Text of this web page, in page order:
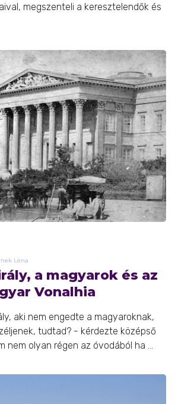
megszenteli a keresztelendők és
Léna
a magyarok és az
Vonalhia
aki nem engedte a magyaroknak,
tudtad? - kérdezte középső
nem olyan régen az óvodából ha ...